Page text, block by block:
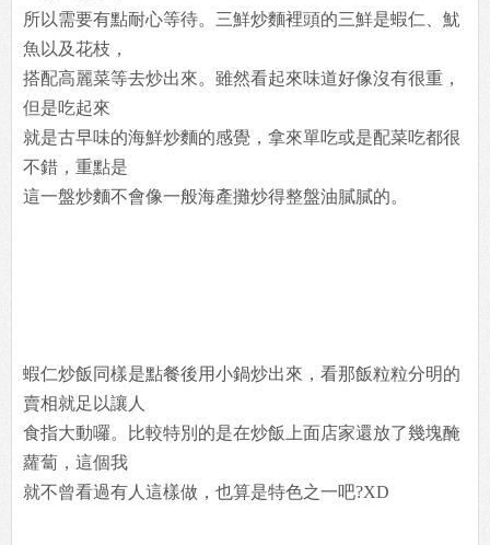
所以需要有點耐心等待。三鮮炒麵裡頭的三鮮是蝦仁、魷
魚以及花枝，
搭配高麗菜等去炒出來。雖然看起來味道好像沒有很重，
但是吃起來
就是古早味的海鮮炒麵的感覺，拿來單吃或是配菜吃都很
不錯，重點是
這一盤炒麵不會像一般海產攤炒得整盤油膩膩的。
蝦仁炒飯同樣是點餐後用小鍋炒出來，看那飯粒粒分明的
賣相就足以讓人
食指大動囉。比較特別的是在炒飯上面店家還放了幾塊醃
蘿蔔，這個我
就不曾看過有人這樣做，也算是特色之一吧?XD